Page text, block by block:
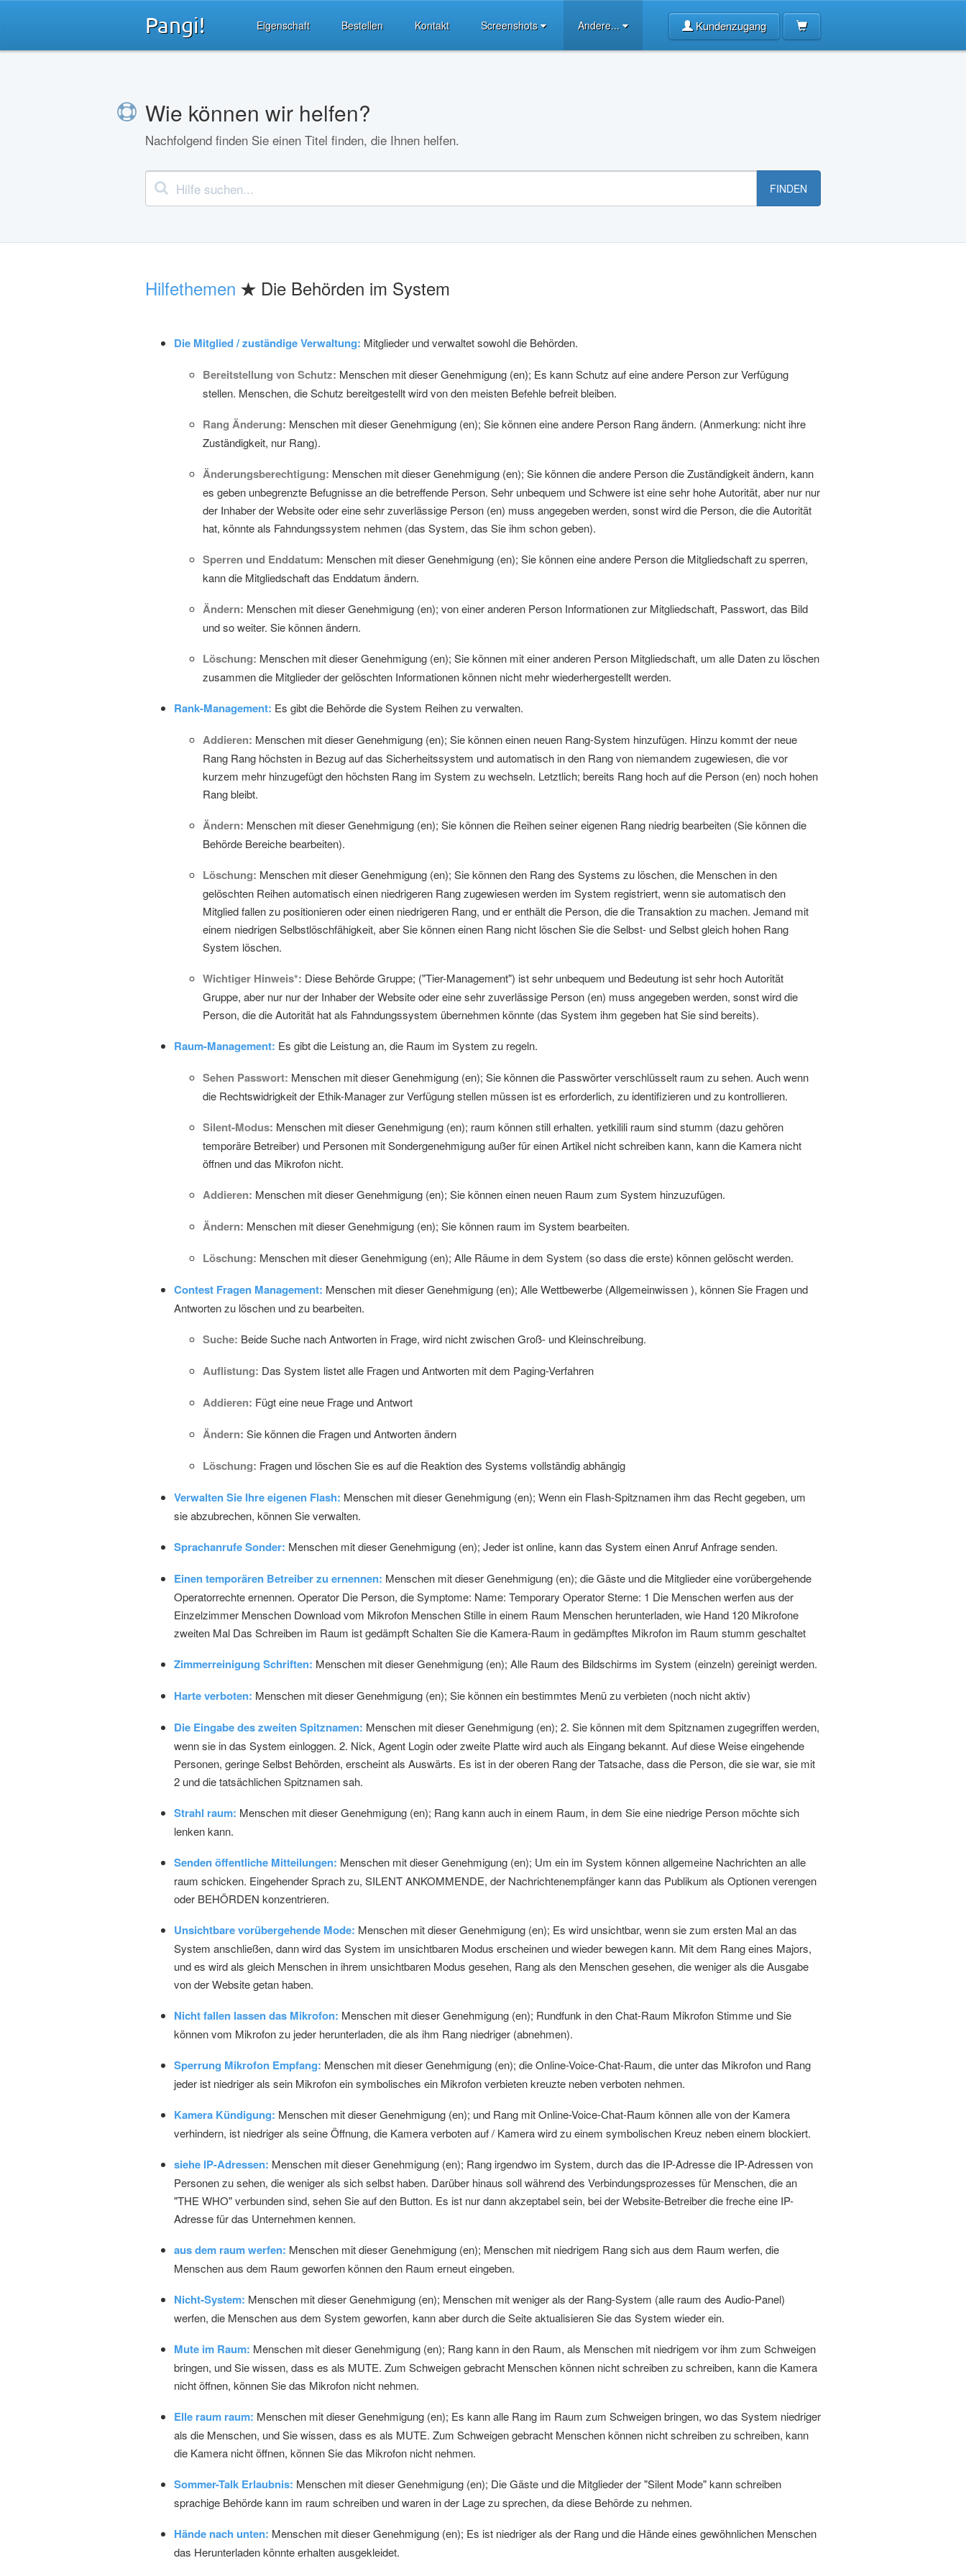
Pangi! Eigenschaft Bestellen Kontakt Screenshots Andere... Kundenzugang
Wie können wir helfen?
Nachfolgend finden Sie einen Titel finden, die Ihnen helfen.
FINDEN
Hilfethemen Die Behörden im System
Die Mitglied / zuständige Verwaltung: Mitglieder und verwaltet sowohl die Behörden.
Bereitstellung von Schutz: Menschen mit dieser Genehmigung (en); Es kann Schutz auf eine andere Person zur Verfügung
stellen. Menschen, die Schutz bereitgestellt wird von den meisten Befehle befreit bleiben.
Rang Änderung: Menschen mit dieser Genehmigung (en); Sie können eine andere Person Rang ändern. (Anmerkung: nicht ihre
Zuständigkeit, nur Rang).
Änderungsberechtigung: Menschen mit dieser Genehmigung (en); Sie können die andere Person die Zuständigkeit ändern, kann
es geben unbegrenzte Befugnisse an die betreffende Person. Sehr unbequem und Schwere ist eine sehr hohe Autorität, aber nur nur
der Inhaber der Website oder eine sehr zuverlässige Person (en) muss angegeben werden, sonst wird die Person, die die Autorität
hat, könnte als Fahndungssystem nehmen (das System, das Sie ihm schon geben).
Sperren und Enddatum: Menschen mit dieser Genehmigung (en); Sie können eine andere Person die Mitgliedschaft zu sperren,
kann die Mitgliedschaft das Enddatum ändern.
Ändern: Menschen mit dieser Genehmigung (en); von einer anderen Person Informationen zur Mitgliedschaft, Passwort, das Bild
und so weiter. Sie können ändern.
Löschung: Menschen mit dieser Genehmigung (en); Sie können mit einer anderen Person Mitgliedschaft, um alle Daten zu löschen
zusammen die Mitglieder der gelöschten Informationen können nicht mehr wiederhergestellt werden.
Rank-Management: Es gibt die Behörde die System Reihen zu verwalten.
Addieren: Menschen mit dieser Genehmigung (en); Sie können einen neuen Rang-System hinzufügen. Hinzu kommt der neue
Rang Rang höchsten in Bezug auf das Sicherheitssystem und automatisch in den Rang von niemandem zugewiesen, die vor
kurzem mehr hinzugefügt den höchsten Rang im System zu wechseln. Letztlich; bereits Rang hoch auf die Person (en) noch hohen
Rang bleibt.
Ändern: Menschen mit dieser Genehmigung (en); Sie können die Reihen seiner eigenen Rang niedrig bearbeiten (Sie können die
Behörde Bereiche bearbeiten).
Löschung: Menschen mit dieser Genehmigung (en); Sie können den Rang des Systems zu löschen, die Menschen in den
gelöschten Reihen automatisch einen niedrigeren Rang zugewiesen werden im System registriert, wenn sie automatisch den
Mitglied fallen zu positionieren oder einen niedrigeren Rang, und er enthält die Person, die die Transaktion zu machen. Jemand mit
einem niedrigen Selbstlöschfähigkeit, aber Sie können einen Rang nicht löschen Sie die Selbst- und Selbst gleich hohen Rang
System löschen.
Wichtiger Hinweis*: Diese Behörde Gruppe; ("Tier-Management") ist sehr unbequem und Bedeutung ist sehr hoch Autorität
Gruppe, aber nur nur der Inhaber der Website oder eine sehr zuverlässige Person (en) muss angegeben werden, sonst wird die
Person, die die Autorität hat als Fahndungssystem übernehmen könnte (das System ihm gegeben hat Sie sind bereits).
Raum-Management: Es gibt die Leistung an, die Raum im System zu regeln.
Sehen Passwort: Menschen mit dieser Genehmigung (en); Sie können die Passwörter verschlüsselt raum zu sehen. Auch wenn
die Rechtswidrigkeit der Ethik-Manager zur Verfügung stellen müssen ist es erforderlich, zu identifizieren und zu kontrollieren.
Silent-Modus: Menschen mit dieser Genehmigung (en); raum können still erhalten. yetkilili raum sind stumm (dazu gehören
temporäre Betreiber) und Personen mit Sondergenehmigung außer für einen Artikel nicht schreiben kann, kann die Kamera nicht
öffnen und das Mikrofon nicht.
Addieren: Menschen mit dieser Genehmigung (en); Sie können einen neuen Raum zum System hinzuzufügen.
Ändern: Menschen mit dieser Genehmigung (en); Sie können raum im System bearbeiten.
Löschung: Menschen mit dieser Genehmigung (en); Alle Räume in dem System (so dass die erste) können gelöscht werden.
Contest Fragen Management: Menschen mit dieser Genehmigung (en); Alle Wettbewerbe (Allgemeinwissen ), können Sie Fragen und
Antworten zu löschen und zu bearbeiten.
Suche: Beide Suche nach Antworten in Frage, wird nicht zwischen Groß- und Kleinschreibung.
Auflistung: Das System listet alle Fragen und Antworten mit dem Paging-Verfahren
Addieren: Fügt eine neue Frage und Antwort
Ändern: Sie können die Fragen und Antworten ändern
Löschung: Fragen und löschen Sie es auf die Reaktion des Systems vollständig abhängig
Verwalten Sie Ihre eigenen Flash: Menschen mit dieser Genehmigung (en); Wenn ein Flash-Spitznamen ihm das Recht gegeben, um
sie abzubrechen, können Sie verwalten.
Sprachanrufe Sonder: Menschen mit dieser Genehmigung (en); Jeder ist online, kann das System einen Anruf Anfrage senden.
Einen temporären Betreiber zu ernennen: Menschen mit dieser Genehmigung (en); die Gäste und die Mitglieder eine vorübergehende
Operatorrechte ernennen. Operator Die Person, die Symptome: Name: Temporary Operator Sterne: 1 Die Menschen werfen aus der
Einzelzimmer Menschen Download vom Mikrofon Menschen Stille in einem Raum Menschen herunterladen, wie Hand 120 Mikrofone
zweiten Mal Das Schreiben im Raum ist gedämpft Schalten Sie die Kamera-Raum in gedämpftes Mikrofon im Raum stumm geschaltet
Zimmerreinigung Schriften: Menschen mit dieser Genehmigung (en); Alle Raum des Bildschirms im System (einzeln) gereinigt werden.
Harte verboten: Menschen mit dieser Genehmigung (en); Sie können ein bestimmtes Menü zu verbieten (noch nicht aktiv)
Die Eingabe des zweiten Spitznamen: Menschen mit dieser Genehmigung (en); 2. Sie können mit dem Spitznamen zugegriffen werden,
wenn sie in das System einloggen. 2. Nick, Agent Login oder zweite Platte wird auch als Eingang bekannt. Auf diese Weise eingehende
Personen, geringe Selbst Behörden, erscheint als Auswärts. Es ist in der oberen Rang der Tatsache, dass die Person, die sie war, sie mit
2 und die tatsächlichen Spitznamen sah.
Strahl raum: Menschen mit dieser Genehmigung (en); Rang kann auch in einem Raum, in dem Sie eine niedrige Person möchte sich
lenken kann.
Senden öffentliche Mitteilungen: Menschen mit dieser Genehmigung (en); Um ein im System können allgemeine Nachrichten an alle
raum schicken. Eingehender Sprach zu, SILENT ANKOMMENDE, der Nachrichtenempfänger kann das Publikum als Optionen verengen
oder BEHÖRDEN konzentrieren.
Unsichtbare vorübergehende Mode: Menschen mit dieser Genehmigung (en); Es wird unsichtbar, wenn sie zum ersten Mal an das
System anschließen, dann wird das System im unsichtbaren Modus erscheinen und wieder bewegen kann. Mit dem Rang eines Majors,
und es wird als gleich Menschen in ihrem unsichtbaren Modus gesehen, Rang als den Menschen gesehen, die weniger als die Ausgabe
von der Website getan haben.
Nicht fallen lassen das Mikrofon: Menschen mit dieser Genehmigung (en); Rundfunk in den Chat-Raum Mikrofon Stimme und Sie
können vom Mikrofon zu jeder herunterladen, die als ihm Rang niedriger (abnehmen).
Sperrung Mikrofon Empfang: Menschen mit dieser Genehmigung (en); die Online-Voice-Chat-Raum, die unter das Mikrofon und Rang
jeder ist niedriger als sein Mikrofon ein symbolisches ein Mikrofon verbieten kreuzte neben verboten nehmen.
Kamera Kündigung: Menschen mit dieser Genehmigung (en); und Rang mit Online-Voice-Chat-Raum können alle von der Kamera
verhindern, ist niedriger als seine Öffnung, die Kamera verboten auf / Kamera wird zu einem symbolischen Kreuz neben einem blockiert.
siehe IP-Adressen: Menschen mit dieser Genehmigung (en); Rang irgendwo im System, durch das die IP-Adresse die IP-Adressen von
Personen zu sehen, die weniger als sich selbst haben. Darüber hinaus soll während des Verbindungsprozesses für Menschen, die an
"THE WHO" verbunden sind, sehen Sie auf den Button. Es ist nur dann akzeptabel sein, bei der Website-Betreiber die freche eine IP-
Adresse für das Unternehmen kennen.
aus dem raum werfen: Menschen mit dieser Genehmigung (en); Menschen mit niedrigem Rang sich aus dem Raum werfen, die
Menschen aus dem Raum geworfen können den Raum erneut eingeben.
Nicht-System: Menschen mit dieser Genehmigung (en); Menschen mit weniger als der Rang-System (alle raum des Audio-Panel)
werfen, die Menschen aus dem System geworfen, kann aber durch die Seite aktualisieren Sie das System wieder ein.
Mute im Raum: Menschen mit dieser Genehmigung (en); Rang kann in den Raum, als Menschen mit niedrigem vor ihm zum Schweigen
bringen, und Sie wissen, dass es als MUTE. Zum Schweigen gebracht Menschen können nicht schreiben zu schreiben, kann die Kamera
nicht öffnen, können Sie das Mikrofon nicht nehmen.
Elle raum raum: Menschen mit dieser Genehmigung (en); Es kann alle Rang im Raum zum Schweigen bringen, wo das System niedriger
als die Menschen, und Sie wissen, dass es als MUTE. Zum Schweigen gebracht Menschen können nicht schreiben zu schreiben, kann
die Kamera nicht öffnen, können Sie das Mikrofon nicht nehmen.
Sommer-Talk Erlaubnis: Menschen mit dieser Genehmigung (en); Die Gäste und die Mitglieder der "Silent Mode" kann schreiben
sprachige Behörde kann im raum schreiben und waren in der Lage zu sprechen, da diese Behörde zu nehmen.
Hände nach unten: Menschen mit dieser Genehmigung (en); Es ist niedriger als der Rang und die Hände eines gewöhnlichen Menschen
das Herunterladen könnte erhalten ausgekleidet.